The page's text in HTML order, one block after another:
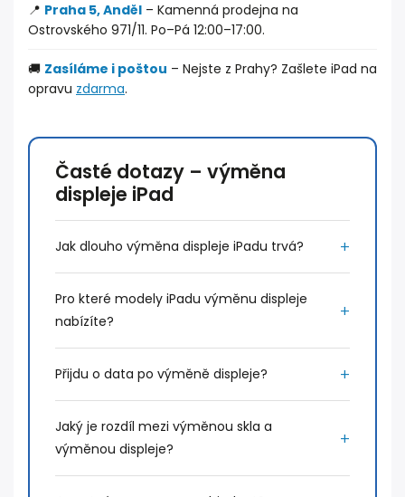
📍 Praha 5, Anděl – Kamenná prodejna na
Ostrovského 971/11. Po–Pá 12:00–17:00.
🚚 Zasíláme i poštou – Nejste z Prahy? Zašlete iPad na
opravu zdarma.
Časté dotazy – výměna
displeje iPad
Jak dlouho výměna displeje iPadu trvá?
Pro které modely iPadu výměnu displeje
nabízíte?
Přijdu o data po výměně displeje?
Jaký je rozdíl mezi výměnou skla a
výměnou displeje?